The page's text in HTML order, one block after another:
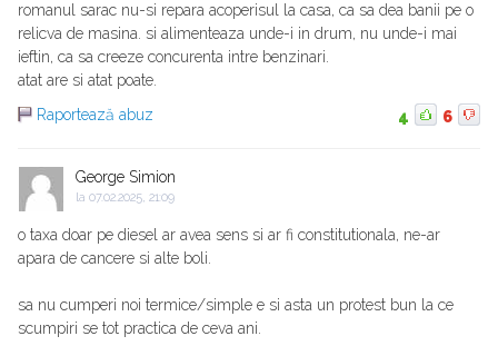
romanul sarac nu-si repara acoperisul la casa, ca sa dea banii pe o
relicva de masina. si alimenteaza unde-i in drum, nu unde-i mai
ieftin, ca sa creeze concurenta intre benzinari.
atat are si atat poate.
Raportează abuz
4 6
George Simion
la 07.02.2025, 21:09
o taxa doar pe diesel ar avea sens si ar fi constitutionala, ne-ar
apara de cancere si alte boli.
sa nu cumperi noi termice/simple e si asta un protest bun la ce
scumpiri se tot practica de ceva ani.